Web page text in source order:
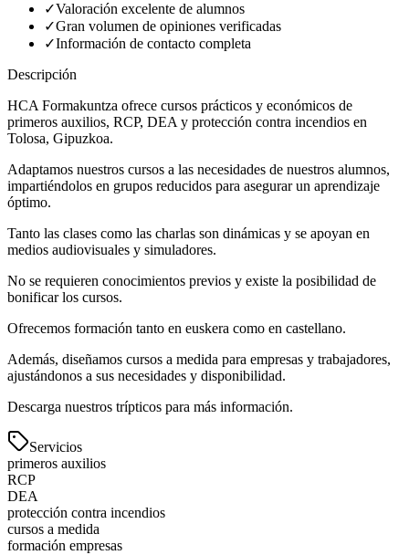
✓Valoración excelente de alumnos
✓Gran volumen de opiniones verificadas
✓Información de contacto completa
Descripción
HCA Formakuntza ofrece cursos prácticos y económicos de
primeros auxilios, RCP, DEA y protección contra incendios en
Tolosa, Gipuzkoa.
Adaptamos nuestros cursos a las necesidades de nuestros alumnos,
impartiéndolos en grupos reducidos para asegurar un aprendizaje
óptimo.
Tanto las clases como las charlas son dinámicas y se apoyan en
medios audiovisuales y simuladores.
No se requieren conocimientos previos y existe la posibilidad de
bonificar los cursos.
Ofrecemos formación tanto en euskera como en castellano.
Además, diseñamos cursos a medida para empresas y trabajadores,
ajustándonos a sus necesidades y disponibilidad.
Descarga nuestros trípticos para más información.
Servicios
primeros auxilios
RCP
DEA
protección contra incendios
cursos a medida
formación empresas